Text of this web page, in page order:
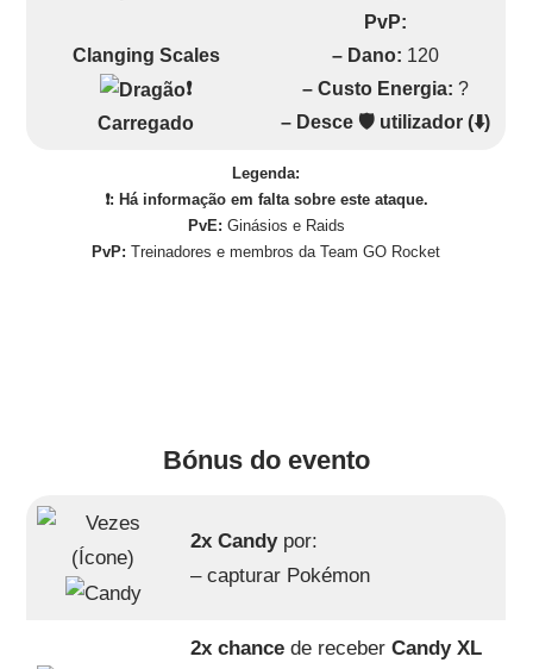
Clanging Scales
❗
Carregado
PvP:
– Dano: 120
– Custo Energia: ?
– Desce 🛡️ utilizador (⬇️)
Legenda:
❗: Há informação em falta sobre este ataque.
PvE: Ginásios e Raids
PvP: Treinadores e membros da Team GO Rocket
Bónus do evento
2x Candypor:
– capturar Pokémon
2x chance de receber Candy XL